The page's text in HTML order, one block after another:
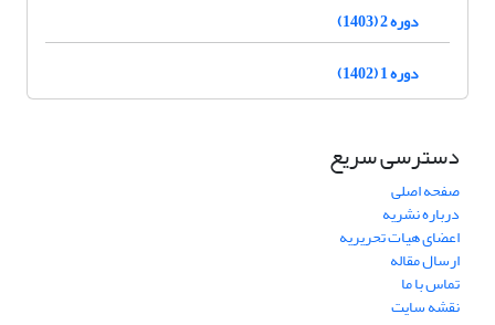
دوره 2 (1403)
دوره 1 (1402)
دسترسی سریع
صفحه اصلی
درباره نشریه
اعضای هیات تحریریه
ارسال مقاله
تماس با ما
نقشه سایت